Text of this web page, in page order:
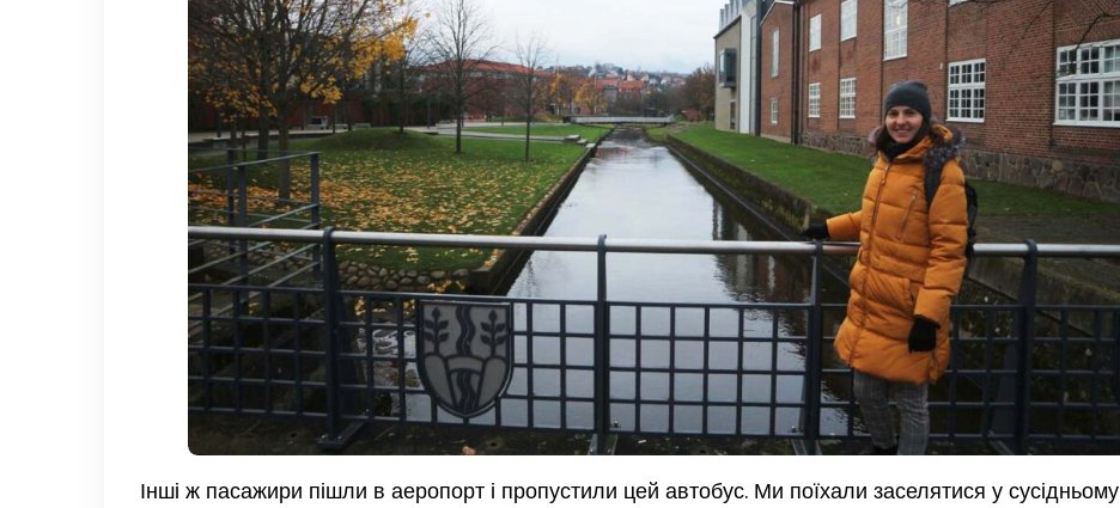
Інші ж пасажири пішли в аеропорт і пропустили цей автобус. Ми поїхали заселятися у сусідньому